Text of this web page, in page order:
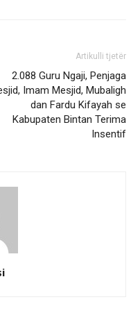
Artikulli tjetër
2.088 Guru Ngaji, Penjaga
Imam Mesjid, Mubaligh
dan Fardu Kifayah se
Kabupaten Bintan Terima
Insentif